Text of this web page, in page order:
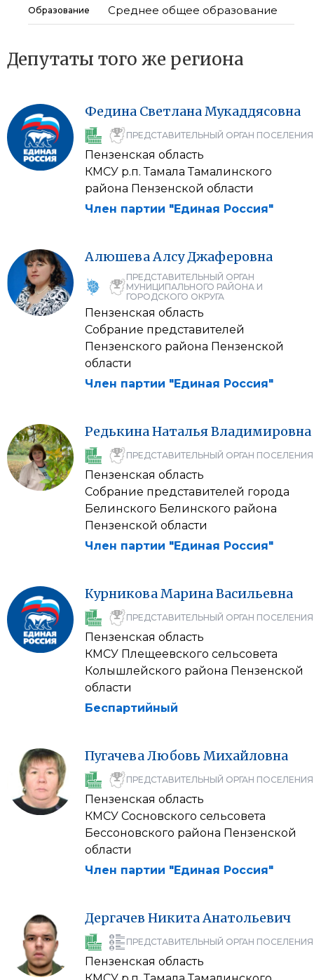
Образование Среднее общее образование
Депутаты того же региона
Федина СветланаМукаддясовна
ПРЕДСТАВИТЕЛЬНЫЙ ОРГАН ПОСЕЛЕНИЯ
Пензенская область
КМСУ р.п. Тамала Тамалинского
района Пензенской области
Член партии "Единая Россия"
АлюшеваАлсуДжаферовна
ПРЕДСТАВИТЕЛЬНЫЙ ОРГАН
МУНИЦИПАЛЬНОГО РАЙОНА И
ГОРОДСКОГО ОКРУГА
Пензенская область
Собрание представителей
Пензенского района Пензенской
области
Член партии "Единая Россия"
РедькинаНатальяВладимировна
ПРЕДСТАВИТЕЛЬНЫЙ ОРГАН ПОСЕЛЕНИЯ
Пензенская область
Собрание представителей города
Белинского Белинского района
Пензенской области
Член партии "Единая Россия"
КурниковаМаринаВасильевна
ПРЕДСТАВИТЕЛЬНЫЙ ОРГАН ПОСЕЛЕНИЯ
Пензенская область
КМСУ Плещеевского сельсовета
Колышлейского района Пензенской
области
Беспартийный
ПугачеваЛюбовь Михайловна
ПРЕДСТАВИТЕЛЬНЫЙ ОРГАН ПОСЕЛЕНИЯ
Пензенская область
КМСУ Сосновского сельсовета
Бессоновского района Пензенской
области
Член партии "Единая Россия"
Дергачев НикитаАнатольевич
ПРЕДСТАВИТЕЛЬНЫЙ ОРГАН ПОСЕЛЕНИЯ
Пензенская область